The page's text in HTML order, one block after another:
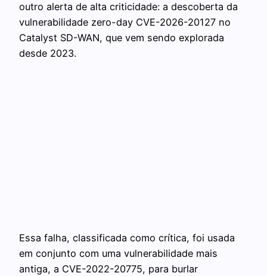
outro alerta de alta criticidade: a descoberta da
vulnerabilidade zero-day CVE-2026-20127 no
Catalyst SD-WAN, que vem sendo explorada
desde 2023.
Essa falha, classificada como crítica, foi usada
em conjunto com uma vulnerabilidade mais
antiga, a CVE-2022-20775, para burlar